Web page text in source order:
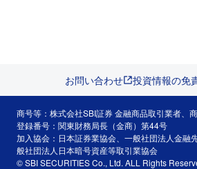
お問い合わせ 投資情報の免
商号等：株式会社SBI証券 金融商品取引業者、
登録番号：関東財務局長（金商）第44号
加入協会：日本証券業協会、一般社団法人金融
般社団法人日本暗号資産等取引業協会
© SBI SECURITIES Co., Ltd. ALL Rights